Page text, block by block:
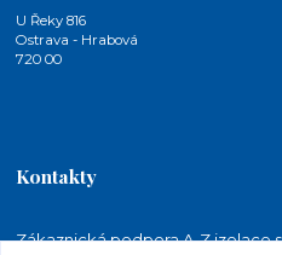
U Řeky 816
Ostrava - Hrabová
720 00
Kontakty
Zákaznická podpora A-Z izolace